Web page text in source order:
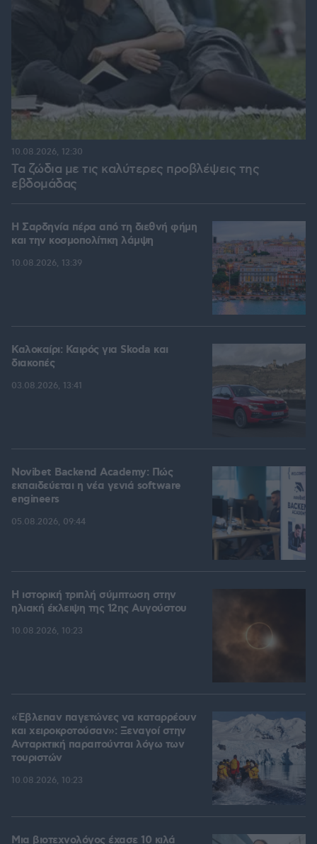
Τα ζώδια με τις καλύτερες προβλέψεις της
εβδομάδας
10.08.2026, 12:30
Η Σαρδηνία πέρα από τη διεθνή φήμη
και την κοσμοπολίτικη λάμψη
10.08.2026, 13:39
Καλοκαίρι: Καιρός για Skoda και
διακοπές
03.08.2026, 13:41
Novibet Backend Academy: Πώς
εκπαιδεύεται η νέα γενιά software
engineers
05.08.2026, 09:44
Η ιστορική τριπλή σύμπτωση στην
ηλιακή έκλειψη της 12ης Αυγούστου
10.08.2026, 10:23
«Έβλεπαν παγετώνες να καταρρέουν
και χειροκροτούσαν»: Ξεναγοί στην
Ανταρκτική παραιτούνται λόγω των
τουριστών
10.08.2026, 10:23
Μια βιοτεχνολόγος έχασε 10 κιλά